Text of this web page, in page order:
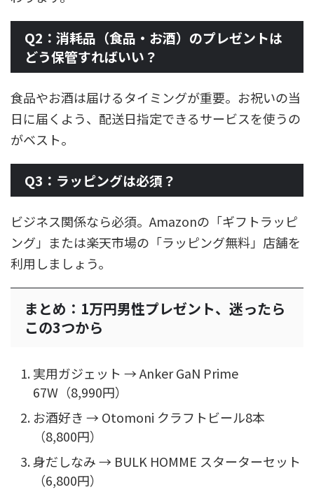
Q2：消耗品（食品・お酒）のプレゼントは
どう保管すればいい？
食品やお酒は届けるタイミングが重要。お祝いの当
日に届くよう、配送日指定できるサービスを使うの
がベスト。
Q3：ラッピングは必須？
ビジネス関係なら必須。Amazonの「ギフトラッピ
ング」または楽天市場の「ラッピング無料」店舗を
利用しましょう。
まとめ：1万円男性プレゼント、迷ったら
この3つから
実用ガジェット → Anker GaN Prime
67W（8,990円）
お酒好き → Otomoni クラフトビール8本
（8,800円）
身だしなみ → BULK HOMME スターターセット
（6,800円）